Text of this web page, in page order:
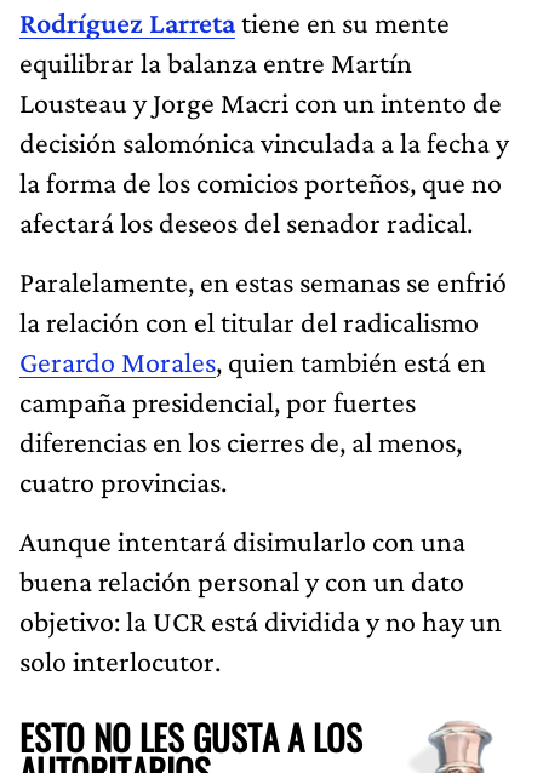
Rodríguez Larretatiene en su mente
equilibrar la balanza entre Martín
Lousteau y Jorge Macri con un intento de
decisión salomónica vinculada a la fecha y
la forma de los comicios porteños, que no
afectará los deseos del senador radical.
Paralelamente, en estas semanas se enfrió
la relación con el titular del radicalismo
Gerardo Morales, quien también está en
campaña presidencial, por fuertes
diferencias en los cierres de, al menos,
cuatro provincias.
Aunque intentará disimularlo con una
buena relación personal y con un dato
objetivo: la UCR está dividida y no hay un
solo interlocutor.
ESTO NO LES GUSTA A LOS